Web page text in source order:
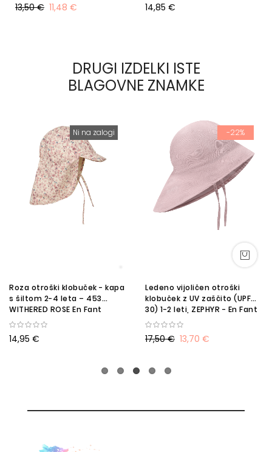
11,48 €
13,50 € 14,85 €
DRUGI IZDELKI ISTE
BLAGOVNE ZNAMKE
Ni na zalogi
Roza otroški klobuček - kapa
s šiltom 2-4 leta – 453
WITHERED ROSE En Fant
14,95 €
-22%
Ledeno vijoličen otroški
klobuček z UV zaščito (UPF
30) 1-2 leti, ZEPHYR - En Fant
SF
13,70 €
17,50 €